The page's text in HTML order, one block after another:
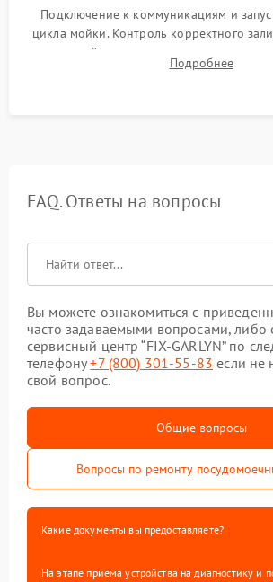
Подключение к коммуникациям и
цикла мойки. Контроль корректного
до нужной температуры, отсутствия
штатного слива и абсолютной
Подробнее
FAQ. Ответы на вопросы
Вы можете ознакомиться с
часто задаваемыми вопросами, либо
сервисный центр “FIX-GARLYN” по
телефону+7 (800) 301-55-83 если не
свой вопрос.
Общие вопросы
Вопросы по ремонту
Какие документы вы предоставляете?
На этапе приема устройства на диагностику и